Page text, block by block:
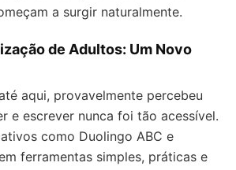
a surgir naturalmente.
de Adultos: Um Novo
aqui, provavelmente percebeu
e escrever nunca foi tão acessível.
como Duolingo ABC e
ferramentas simples, práticas e